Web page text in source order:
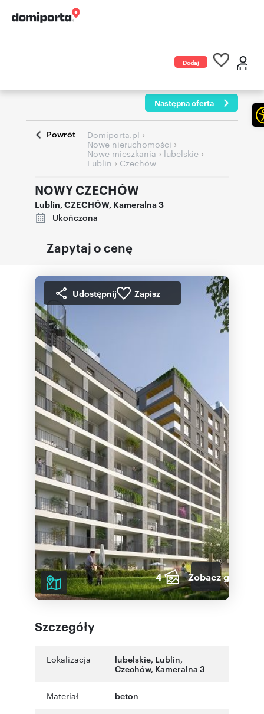
Dodaj
Następna oferta
Powrót Domiporta.pl ›
Nowe nieruchomości ›
Nowe mieszkania › lubelskie ›
Lublin › Czechów
NOWY CZECHÓW
Lublin,CZECHÓW, Kameralna 3
Ukończona
Zapytaj o cenę
Udostępnij Zapisz
4 Zobacz galerię
Szczegóły
Lokalizacja lubelskie, Lublin,
Czechów, Kameralna 3
Materiał beton